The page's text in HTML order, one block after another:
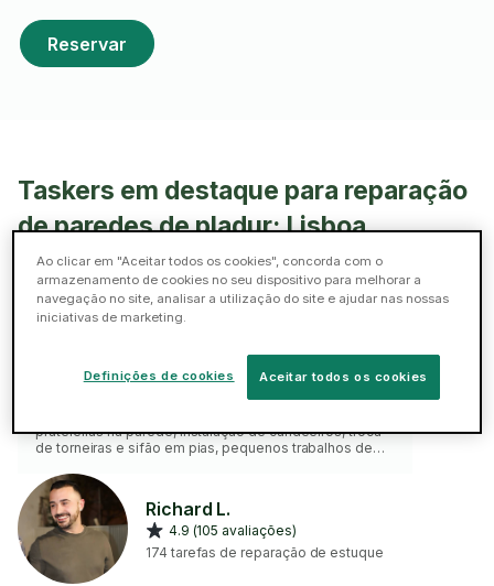
Reservar
Taskers em destaque para reparação
de paredes de pladur: Lisboa
Fabiano S.
ELITE
prateleiras na parede, instalação de candeeiros, troca
de torneiras e sifão em pias, pequenos trabalhos de
Richard L.
4.9 (105 avaliações)
174 tarefas de reparação de estuque
Ao clicar em "Aceitar todos os cookies", concorda com o
armazenamento de cookies no seu dispositivo para melhorar a
navegação no site, analisar a utilização do site e ajudar nas nossas
iniciativas de marketing.
Aceitar todos os cookies
Definições de cookies